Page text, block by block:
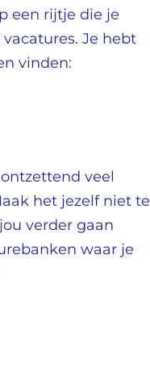
een rijtje die je
Je hebt
vinden:
veel
het jezelf niet te
verder gaan
waar je